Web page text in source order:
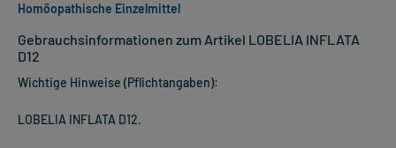
Gebrauchsinformationen zum Artikel LOBELIA INFLATA
D12
Wichtige Hinweise (Pflichtangaben):
LOBELIA INFLATA D12.
Homöopathische Einzelmittel